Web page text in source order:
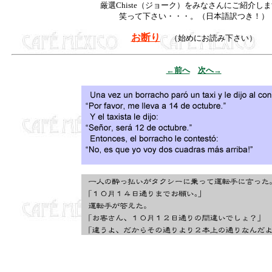
厳選Chiste（ジョーク）をみなさんにご紹介し
笑って下さい・・・。（日本語訳つき！）
お断り （始めにお読み下さい）
←前へ 次へ→